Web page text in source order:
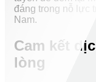
đáng trong nỗ lực
Nam.
Cam kết
lòng